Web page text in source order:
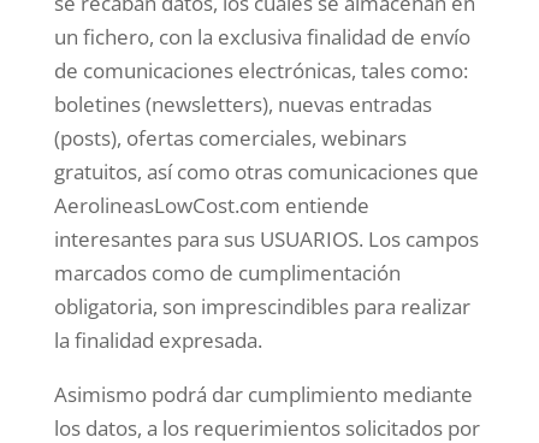
un fichero, con la exclusiva finalidad de envío
de comunicaciones electrónicas, tales como:
boletines (newsletters), nuevas entradas
(posts), ofertas comerciales, webinars
gratuitos, así como otras comunicaciones que
AerolineasLowCost.com entiende
interesantes para sus USUARIOS. Los campos
marcados como de cumplimentación
obligatoria, son imprescindibles para realizar
la finalidad expresada.
Asimismo podrá dar cumplimiento mediante
los datos, a los requerimientos solicitados por